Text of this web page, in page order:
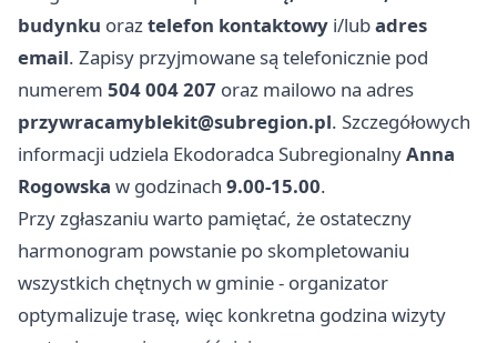
budynku oraztelefon kontaktowy i/lubadres
email. Zapisy przyjmowane są telefonicznie pod
numerem 504 004 207 oraz mailowo na adres
przywracamyblekit@subregion.pl. Szczegółowych
informacji udziela Ekodoradca SubregionalnyAnna
Rogowska w godzinach 9.00-15.00.
Przy zgłaszaniu warto pamiętać, że ostateczny
harmonogram powstanie po skompletowaniu
wszystkich chętnych w gminie - organizator
optymalizuje trasę, więc konkretna godzina wizyty